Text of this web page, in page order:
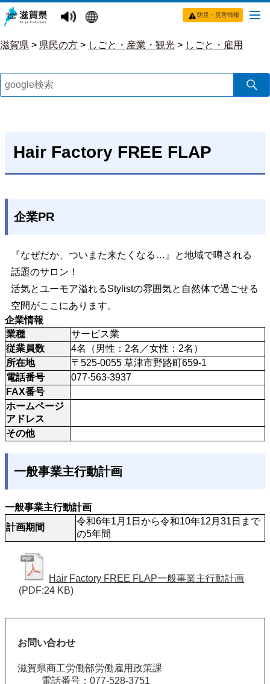
防災・災害情報
滋賀県 > 県民の方 > しごと・産業・観光 > しごと・雇用
Hair Factory FREE FLAP
企業PR
『なぜだか、ついまた来たくなる…』と地域で噂される
話題のサロン！
活気とユーモア溢れるStylistの雰囲気と自然体で過ごせる
空間がここにあります。
企業情報
業種
サービス業
従業員数
4名（男性：2名／女性：2名）
所在地
〒525-0055 草津市野路町659-1
電話番号
077-563-3937
FAX番号
ホームページ
アドレス
その他
一般事業主行動計画
一般事業主行動計画
計画期間
令和6年1月1日から令和10年12月31日まで
の5年間
Hair Factory FREE FLAP一般事業主行動計画
(PDF:24 KB)
お問い合わせ
滋賀県商工労働部労働雇用政策課
電話番号：077-528-3751